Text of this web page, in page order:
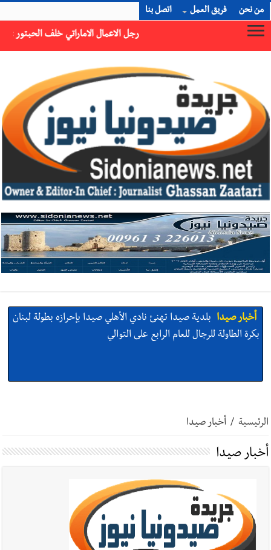
من نحن فريق العمل اتصل بنا
112 شهيداً شُيّعوا في ‫غزة‬ بعد أن بقوا تحت الأنقاض منذ عام 2023: أيُعقل أن يبقى الشعب الفلسطيني يعيش كل هذا الألم؟ وإلى متى تستمر هذه المعاناة التي تمزق القلوب والضمائر؟
أخبار صيدا بلدية صيدا تهنئ نادي الأهلي صيدا بإحرازه بطولة لبنان
بكرة الطاولة للرجال للعام الرابع على التوالي
أخبار صيدا مؤسسة مياه لبنان الجنوبي : انخفاض التغذية بالمياه
الرئيسية / أخبار صيدا
أخبار صيدا